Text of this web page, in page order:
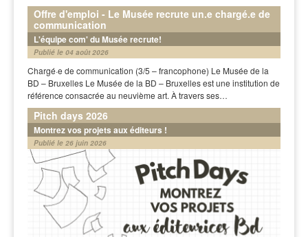
Offre d'emploi - Le Musée recrute un.e chargé.e de
communication
L'équipe com' du Musée recrute!
Publié le 04 août 2026
Chargé·e de communication (3/5 – francophone) Le Musée de la
BD – Bruxelles Le Musée de la BD – Bruxelles est une institution de
référence consacrée au neuvième art. À travers ses…
Pitch days 2026
Montrez vos projets aux éditeurs !
Publié le 26 juin 2026